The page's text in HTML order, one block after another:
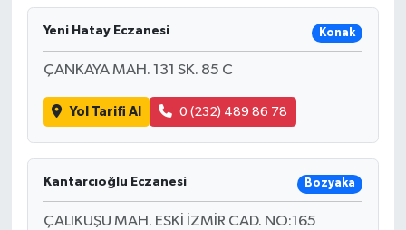
Yeni Hatay Eczanesi Konak
ÇANKAYA MAH. 131 SK. 85 C
Yol Tarifi Al 0 (232) 489 86 78
Kantarcıoğlu Eczanesi Bozyaka
ÇALIKUŞU MAH. ESKİ İZMİR CAD. NO:165